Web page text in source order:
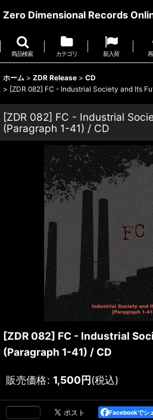
Zero Dimensional Records
商品検索 カテゴリ 新入荷
ホーム > ZDR Release > CD
> [ZDR 082] FC - Industrial Society and Its
[ZDR 082] FC - Industrial
(Paragraph 1-41) / CD
[ZDR 082] FC - Industrial
(Paragraph 1-41) / CD
販売価格: 1,500円(税込)
Facebookでシ